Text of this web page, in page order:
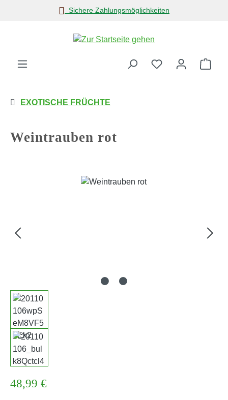
Zum Hauptinhalt springenSichere Zahlungsmöglichkeiten
EXOTISCHE FRÜCHTE
Weintrauben rot
Bildergalerie überspringen
Regulärer Preis:
48,99 €